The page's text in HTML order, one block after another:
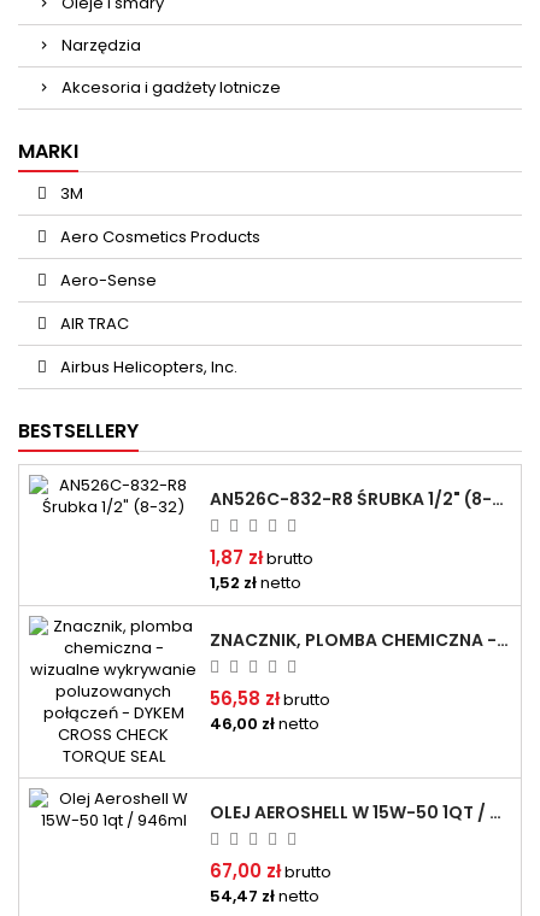
Narzędzia
Akcesoria i gadżety lotnicze
MARKI
3M
Aero Cosmetics Products
Aero-Sense
AIR TRAC
Airbus Helicopters, Inc.
BESTSELLERY
AN526C-832-R8 ŚRUBKA 1/2" (8-32)
1,87 złbrutto
1,52 złnetto
ZNACZNIK, PLOMBA CHEMICZNA - WIZUALNE WYKRYWANIE POLUZOWANYCH POŁĄCZEŃ - DYKEM CROSS CHECK TORQUE SEAL
56,58 złbrutto
46,00 złnetto
OLEJ AEROSHELL W 15W-50 1QT / 946ML
67,00 złbrutto
54,47 złnetto